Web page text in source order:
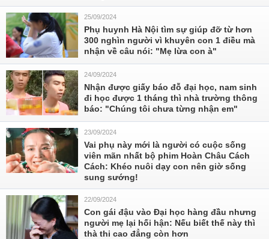
25/09/2024
Phụ huynh Hà Nội tìm sự giúp đỡ từ hơn
300 nghìn người vì khuyên con 1 điều mà
nhận về câu nói: "Mẹ lừa con à"
24/09/2024
Nhận được giấy báo đỗ đại học, nam sinh
đi học được 1 tháng thì nhà trường thông
báo: "Chúng tôi chưa từng nhận em"
23/09/2024
Vai phụ này mới là người có cuộc sống
viên mãn nhất bộ phim Hoàn Châu Cách
Cách: Khéo nuôi dạy con nên giờ sống
sung sướng!
22/09/2024
Con gái đậu vào Đại học hàng đầu nhưng
người mẹ lại hối hận: Nếu biết thế này thì
thà thi cao đẳng còn hơn